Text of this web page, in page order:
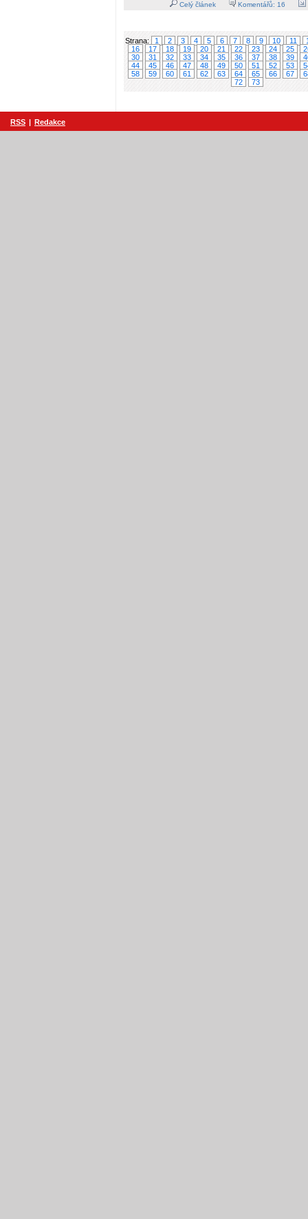
Celý článek Komentářů: 16
Strana: 1 2 3 4 5 6 7 8 9 10 11
16
17 18 19 20 21 22 23 24 25
30
31 32 33 34 35 36 37 38 39
44
45 46 47 48 49 50 51 52 53
58
59 60 61 62 63 64 65 66 67
72
73
RSS | Redakce